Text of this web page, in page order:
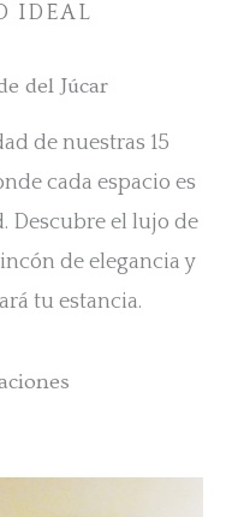
IDEAL
del Júcar
de nuestras 15
cada espacio es
Descubre el lujo de
de elegancia y
tu estancia.